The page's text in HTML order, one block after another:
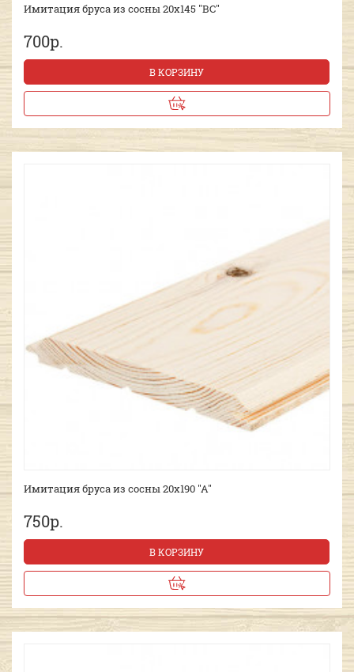
Имитация бруса из сосны 20х145 "ВС"
700р.
В КОРЗИНУ
Имитация бруса из сосны 20х190 "А"
750р.
В КОРЗИНУ